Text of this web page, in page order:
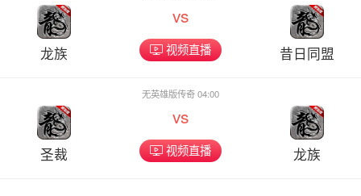
龙族
vs
视频直播 昔日同盟
圣裁
无英雄版传奇 04:00
vs
视频直播 龙族